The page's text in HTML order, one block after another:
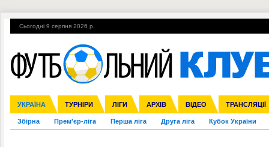
Сьогодні 9 серпня 2026 р.
УКРАЇНА ТУРНІРИ ЛІГИ АРХІВ ВІДЕО ТРАНСЛЯЦІЇ
Збірна Прем'єр-ліга Перша ліга Друга ліга Кубок України
Ліга чемпіонів Ліга Європи Міжнародні Ліга націй Ліга
Англія Іспанія Італія Німеччина Франція Інші
ЧС-2014 ЄВРО-2016 Росія Кубок конфедерацій ЧЄ-2015 (U-
Гарячі теми УПЛ, 2-й тур ВІЙНА УПЛ-ПЕРЕХОДИ